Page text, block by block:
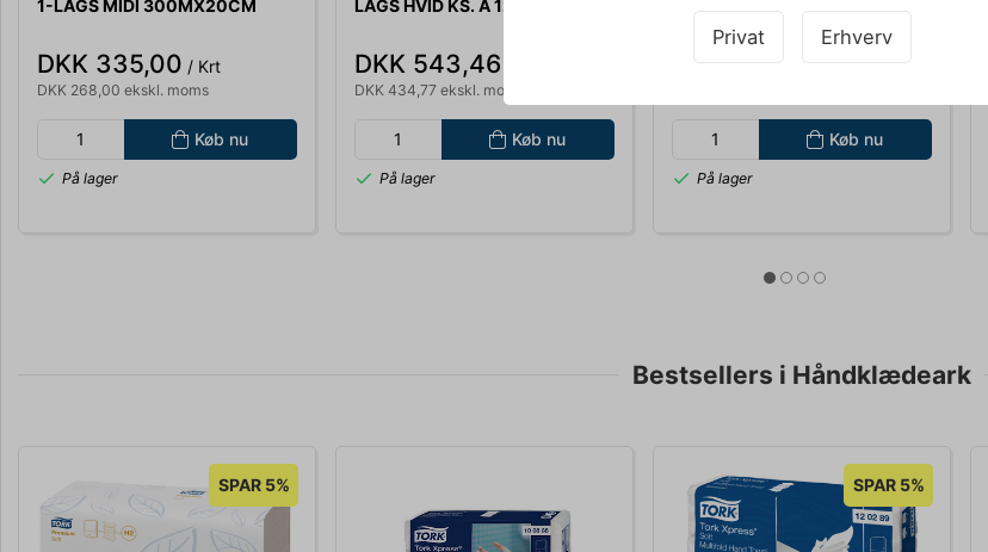
Privat Erhverv
1-LAGS MIDI 300MX20CM
DKK 335,00 / Krt
DKK 268,00 ekskl. moms
Køb nu
På lager
LAGS HVID KS. A 12X400 STK.
DKK 543,46
DKK 434,77 ekskl. moms
Køb nu
På lager
DKK 1.070,00/ Ks.
Køb nu
På lager
Bestsellers i Håndklædeark
SPAR 5% SPAR 5%